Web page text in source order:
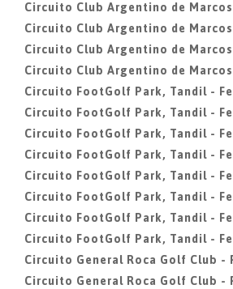
Circuito Club Argentino de Marcos
Circuito Club Argentino de
Circuito Club Argentino de
Circuito Club Argentino de Marcos
Circuito FootGolf Park, Tandil -
Circuito FootGolf Park, Tandil -
Circuito FootGolf Park, Tandil -
Circuito FootGolf Park, Tandil -
Circuito FootGolf Park, Tandil -
Circuito FootGolf Park, Tandil -
Circuito FootGolf Park, Tandil -
Circuito FootGolf Park, Tandil -
Circuito General Roca Golf Club -
Circuito General Roca Golf Club -